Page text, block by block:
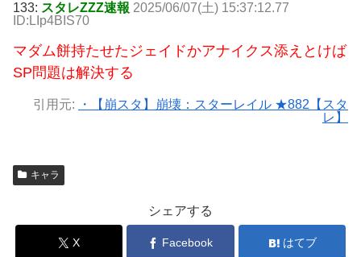
133: スタレZZZ速報 2025/06/07(土) 15:37:12.77
ID:LIp4BIS70
マダム餅持たせたジェイドかアナイクス添えとけば
SP問題は解決する
引用元:
・【崩スタ】崩壊：スターレイル ★882【スタ
レ】
キャラ
シェアする
X Facebook はてブ